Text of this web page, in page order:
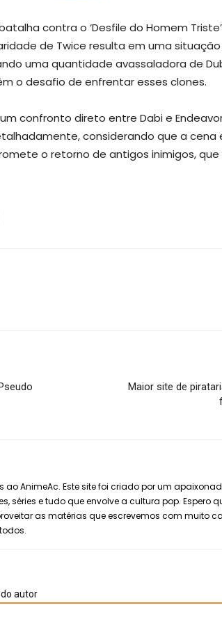
contra o ‘Desfile do Homem
de Twice resulta em uma
uma quantidade avassaladora de
o desafio de enfrentar esses clones.
confronto direto entre Dabi e
considerando que a
o retorno de antigos inimigos,
Maior site de
ao AnimeAc. Este site foi criado por um
séries e tudo que envolve a cultura pop. Espero
as matérias que escrevemos com muito
do autor